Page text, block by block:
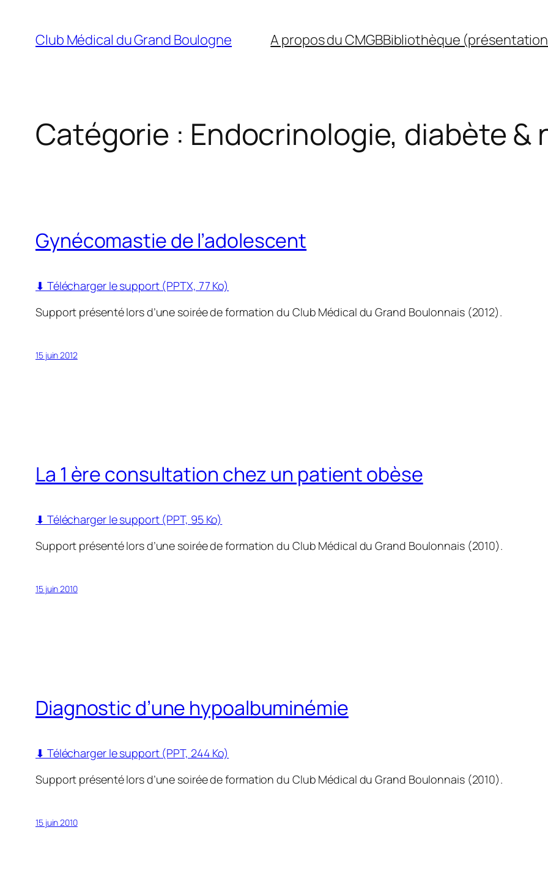
contenu
Club Médical du Grand Boulogne A propos du CMGBBibliothèque
Catégorie : Endocrinologie, diabète
Gynécomastie de l’adolescent
⬇ Télécharger le support (PPTX, 77 Ko)
Support présenté lors d’une soirée de formation du Club Médical du Grand Boulonnais (2012).
15 juin 2012
La 1 ère consultation chez un patient obèse
⬇ Télécharger le support (PPT, 95 Ko)
Support présenté lors d’une soirée de formation du Club Médical du Grand Boulonnais (2010).
15 juin 2010
Diagnostic d’une hypoalbuminémie
⬇ Télécharger le support (PPT, 244 Ko)
Support présenté lors d’une soirée de formation du Club Médical du Grand Boulonnais (2010).
15 juin 2010